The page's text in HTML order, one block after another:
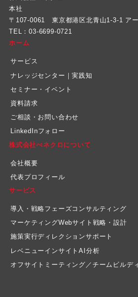
本社
〒107-0061 東京都港区北青山1-3-1 ア
TEL：03-6699-0721
ホーム
サービス
ナレッジセンター｜実践知
セミナー・イベント
資料請求
ご相談・お問い合わせ
LinkedInフォロー
株式会社べネクロについて
会社概要
代表プロフィール
サービス
導入・戦略フェーズコンサルティング
マーケティングWebサイト戦略・設計
施策実行ディレクションサポート
レベニューインサイトAI分析
オフサイトミーティング／チームビルデ